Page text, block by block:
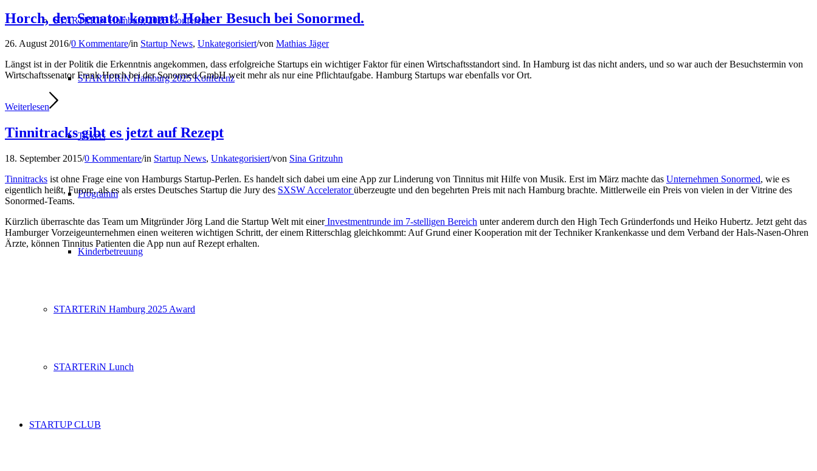
STARTERiN Hamburg 2025 Konferenz
STARTERiN Hamburg 2025 Konferenz
Tickets
Programm
Kinderbetreuung
STARTERiN Hamburg 2025 Award
STARTERiN Lunch
STARTUP CLUB
Horch, der Senator kommt! Hoher Besuch bei Sonormed.
26. August 2016/0 Kommentare/in Startup News, Unkategorisiert/von Mathias Jäger
Längst ist in der Politik die Erkenntnis angekommen, dass erfolgreiche Startups ein wichtiger Faktor für einen Wirtschaftsstandort sind. In Hamburg ist das nicht anders, und so war auch der Besuchstermin von
Wirtschaftssenator Frank Horch bei der Sonormed GmbH weit mehr als nur eine Pflichtaufgabe. Hamburg Startups war ebenfalls vor Ort.
Weiterlesen
Tinnitracks gibt es jetzt auf Rezept
18. September 2015/0 Kommentare/in Startup News, Unkategorisiert/von Sina Gritzuhn
Tinnitracks ist ohne Frage eine von Hamburgs Startup-Perlen. Es handelt sich dabei um eine App zur Linderung von Tinnitus mit Hilfe von Musik. Erst im März machte das Unternehmen Sonormed, wie es
eigentlich heißt, Furore, als es als erstes Deutsches Startup die Jury des SXSW Acceleratorüberzeugte und den begehrten Preis mit nach Hamburg brachte. Mittlerweile ein Preis von vielen in der Vitrine des
Sonormed-Teams.
Kürzlich überraschte das Team um Mitgründer Jörg Land die Startup Welt mit einerInvestmentrunde im 7-stelligen Bereich unter anderem durch den High Tech Gründerfonds und Heiko Hubertz. Jetzt geht das
Hamburger Vorzeigeunternehmen einen weiteren wichtigen Schritt, der einem Ritterschlag gleichkommt: Auf Grund einer Kooperation mit der Techniker Krankenkasse und dem Verband der Hals-Nasen-Ohren
Ärzte, können Tinnitus Patienten die App nun auf Rezept erhalten.